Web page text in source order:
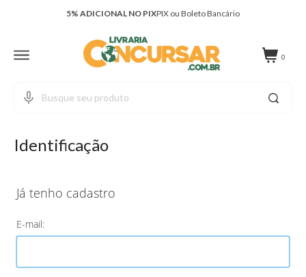
5% ADICIONAL NO PIXPIX ou Boleto Bancário
FRETE GRÁTISNos pedidos acima de R$ 299,00
0
Identificação
Já tenho cadastro
E-mail: